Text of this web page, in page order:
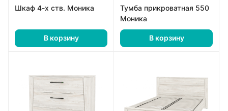
Шкаф 4-х ств. Моника
В корзину
Тумба прикроватная 550
Моника
В корзину